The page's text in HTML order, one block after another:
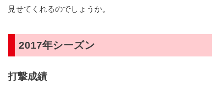
見せてくれるのでしょうか。
2017年シーズン
打撃成績